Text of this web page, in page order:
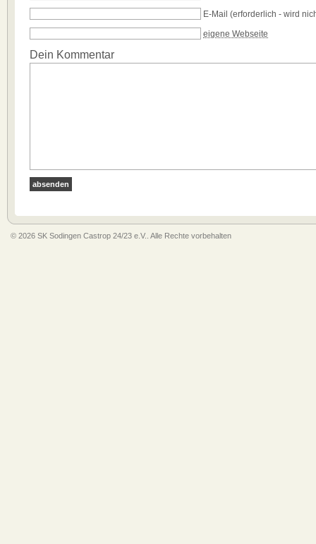
E-Mail (erforderlich - wird
eigene Webseite
Dein Kommentar
© 2026 SK Sodingen Castrop 24/23 e.V.. Alle Rechte vorbehalten